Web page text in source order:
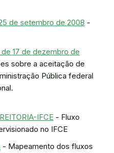
de setembro de 2008 -
17 de dezembro de
sobre a aceitação de
Pública federal
IFCE - Fluxo
no IFCE
- Mapeamento dos fluxos